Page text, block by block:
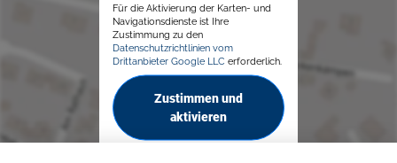
Für die Aktivierung der Karten- und
Navigationsdienste ist Ihre
Zustimmung zu den
Datenschutzrichtlinien vom
Drittanbieter Google LLC erforderlich.
Zustimmen und
aktivieren